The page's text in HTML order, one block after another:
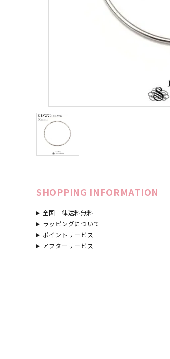
SHOPPING INFORMATION
全国一律送料無料
ラッピングについて
ポイントサービス
アフターサービス